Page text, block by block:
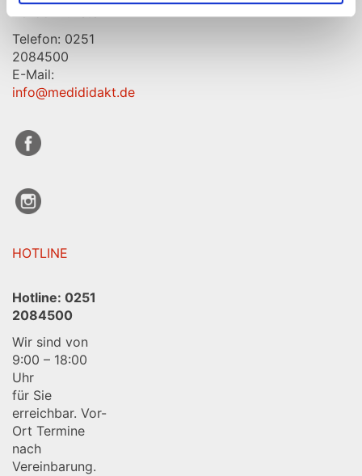
Telefon: 0251
2084500
E-Mail:
info@medididakt.de
HOTLINE
Hotline: 0251
2084500
Wir sind von
9:00 – 18:00
Uhr
für Sie
erreichbar. Vor-
Ort Termine
nach
Vereinbarung.